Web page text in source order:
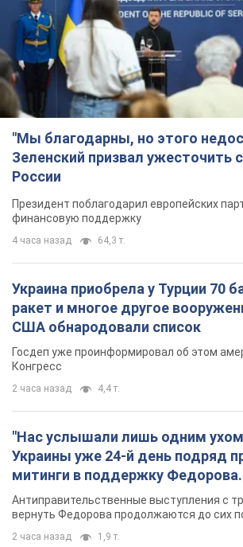
"Мы благодарны, но этого
Зеленский призвал ужесточить
России
Президент поблагодарил европейских
финансовую поддержку
4 часа назад 64,3 т.
Украина приобрела у Турции 70
ракет и многое другое
США обнародовали список
Госдеп уже проинформировал об этом
Конгресс
2 часа назад 4,4 т.
"Нас услышали лишь одним
Украины уже 24-й день подряд
митинги в поддержку
Антиправительственные выступления с
вернуть Федорова продолжаются до сих
2 часа назад 1,9 т.